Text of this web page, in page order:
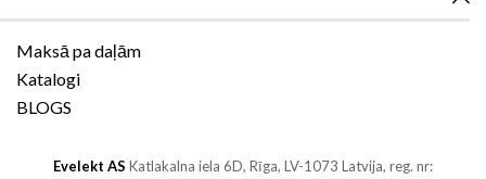
Maksā pa daļām
Katalogi
BLOGS
Evelekt AS Katlakalna iela 6D, Rīga, LV-1073 Latvija, reg. nr: